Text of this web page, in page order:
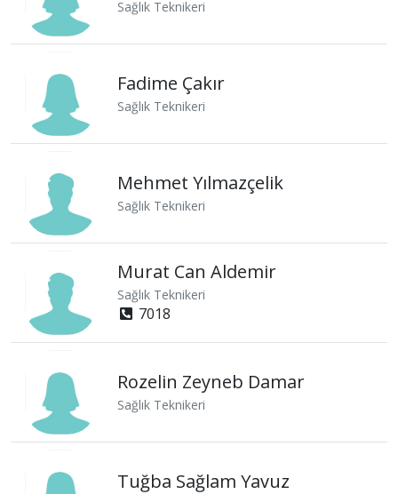
Sağlık Teknikeri
Fadime Çakır
Sağlık Teknikeri
Mehmet Yılmazçelik
Sağlık Teknikeri
Murat Can Aldemir
Sağlık Teknikeri
7018
Rozelin Zeyneb Damar
Sağlık Teknikeri
Tuğba Sağlam Yavuz